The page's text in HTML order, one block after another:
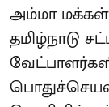
அம்மா
தமிழ்நாடு